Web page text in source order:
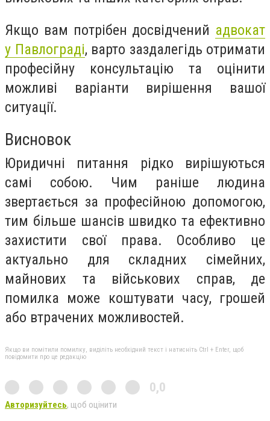
Якщо вам потрібен досвідчений адвокат
у Павлограді, варто заздалегідь отримати
професійну консультацію та оцінити
можливі варіанти вирішення вашої
ситуації.
Висновок
Юридичні питання рідко вирішуються
самі собою. Чим раніше людина
звертається за професійною допомогою,
тим більше шансів швидко та ефективно
захистити свої права. Особливо це
актуально для складних сімейних,
майнових та військових справ, де
помилка може коштувати часу, грошей
або втрачених можливостей.
Якщо ви помітили помилку, виділіть необхідний текст і натисніть Ctrl + Enter, щоб
повідомити про це редакцію
0,0
Авторизуйтесь, щоб оцінити